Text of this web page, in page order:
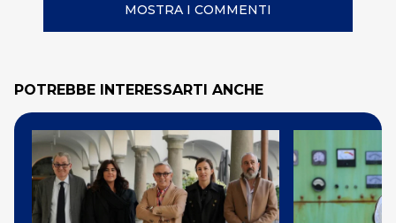
MOSTRA I COMMENTI
POTREBBE INTERESSARTI ANCHE